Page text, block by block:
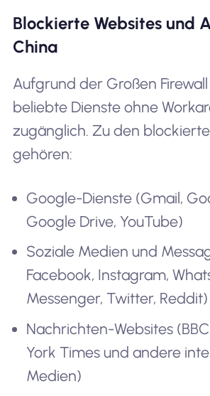
Blockierte Websites und
China
Aufgrund der Großen
beliebte Dienste ohne
zugänglich. Zu den
gehören:
Google-Dienste (Gmail,
Google Drive, YouTube)
Soziale Medien und
Facebook, Instagram,
Messenger, Twitter, Reddit)
Nachrichten-Websites
York Times und andere
Medien)